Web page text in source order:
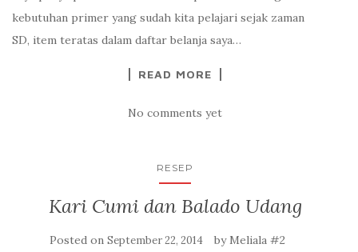
kebutuhan primer yang sudah kita pelajari sejak zaman
SD, item teratas dalam daftar belanja saya…
READ MORE
No comments yet
RESEP
Kari Cumi dan Balado Udang
Posted on September 22, 2014 byMeliala #2